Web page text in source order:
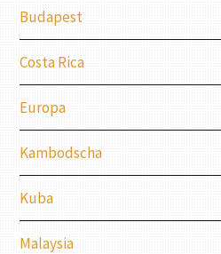
Budapest
Costa Rica
Europa
Kambodscha
Kuba
Malaysia